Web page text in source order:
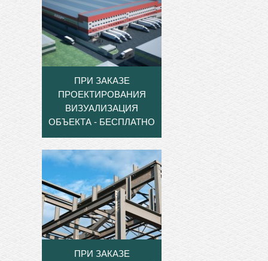
ПРИ ЗАКАЗЕ
ПРОЕКТИРОВАНИЯ
ВИЗУАЛИЗАЦИЯ
ОБЪЕКТА - БЕСПЛАТНО
ПРИ ЗАКАЗЕ